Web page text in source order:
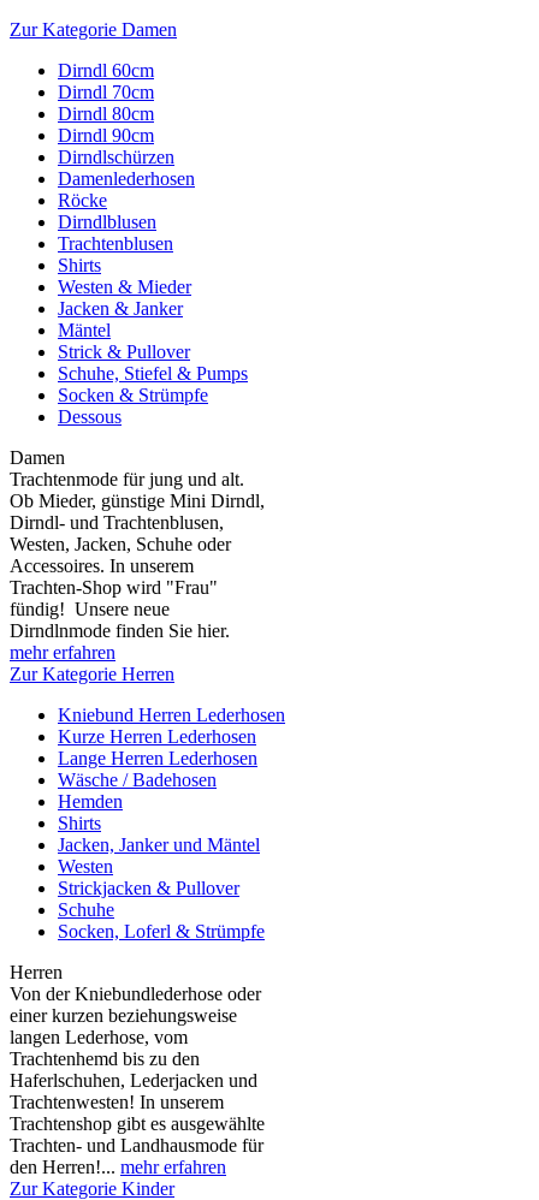
Zur Kategorie Damen
Dirndl 60cm
Dirndl 70cm
Dirndl 80cm
Dirndl 90cm
Dirndlschürzen
Damenlederhosen
Röcke
Dirndlblusen
Trachtenblusen
Shirts
Westen & Mieder
Jacken & Janker
Mäntel
Strick & Pullover
Schuhe, Stiefel & Pumps
Socken & Strümpfe
Dessous
Damen
Trachtenmode für jung und alt.
Ob Mieder, günstige Mini Dirndl,
Dirndl- und Trachtenblusen,
Westen, Jacken, Schuhe oder
Accessoires. In unserem
Trachten-Shop wird "Frau"
fündig! Unsere neue
Dirndlnmode finden Sie hier.
mehr erfahren
Zur Kategorie Herren
Kniebund Herren Lederhosen
Kurze Herren Lederhosen
Lange Herren Lederhosen
Wäsche / Badehosen
Hemden
Shirts
Jacken, Janker und Mäntel
Westen
Strickjacken & Pullover
Schuhe
Socken, Loferl & Strümpfe
Herren
Von der Kniebundlederhose oder
einer kurzen beziehungsweise
langen Lederhose, vom
Trachtenhemd bis zu den
Haferlschuhen, Lederjacken und
Trachtenwesten! In unserem
Trachtenshop gibt es ausgewählte
Trachten- und Landhausmode für
den Herren!... mehr erfahren
Zur Kategorie Kinder